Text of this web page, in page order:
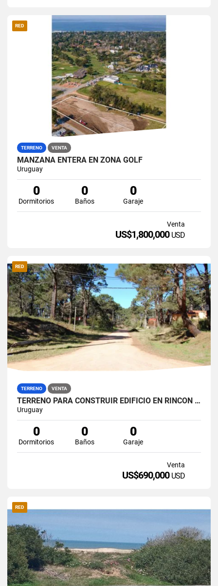
RED
TERRENO VENTA
MANZANA ENTERA EN ZONA GOLF
Uruguay
0
Dormitorios
0
Baños
0
Garaje
Venta
US$1,800,000 USD
RED
TERRENO VENTA
TERRENO PARA CONSTRUIR EDIFICIO EN RINCON DEL INDIO
Uruguay
0
Dormitorios
0
Baños
0
Garaje
Venta
US$690,000 USD
RED